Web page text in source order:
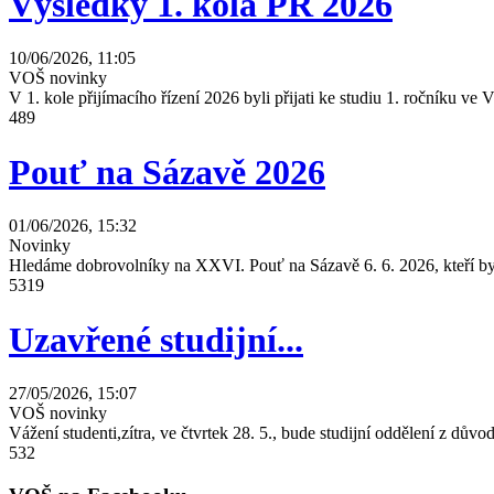
10/06/2026, 11:05
VOŠ novinky
V 1. kole přijímacího řízení 2026 byli přijati ke studiu 1. ročníku ve
489
Pouť na Sázavě 2026
01/06/2026, 15:32
Novinky
Hledáme dobrovolníky na XXVI. Pouť na Sázavě 6. 6. 2026, kteří
5319
Uzavřené studijní...
27/05/2026, 15:07
VOŠ novinky
Vážení studenti,zítra, ve čtvrtek 28. 5., bude studijní oddělení z
532